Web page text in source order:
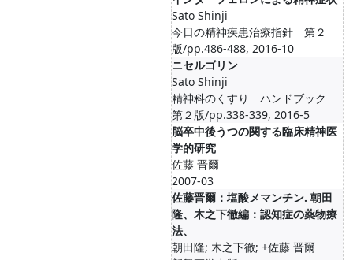
Sato Shinji
今日の精神疾患治療指針 第２
版/pp.486-488, 2016-10
ニセルゴリン
Sato Shinji
精神科のくすり ハンドブック
第２版/pp.338-339, 2016-5
脳卒中後うつの関する臨床精神医
学的研究
佐藤 晋爾
2007-03
佐藤晋爾：塩酸メマンチン. 朝田
隆、木之下徹編：認知症の薬物療
法、
朝田隆; 木之下徹; +佐藤 晋爾